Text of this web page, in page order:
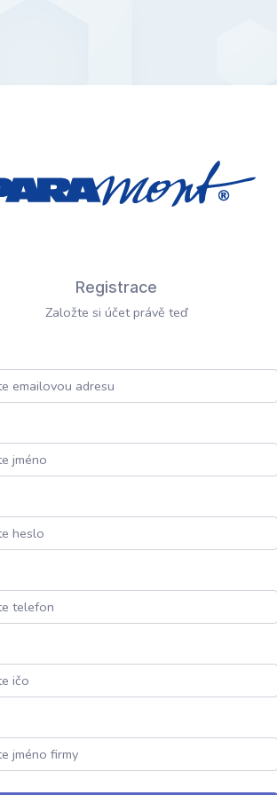
Registrace
Založte si účet právě teď